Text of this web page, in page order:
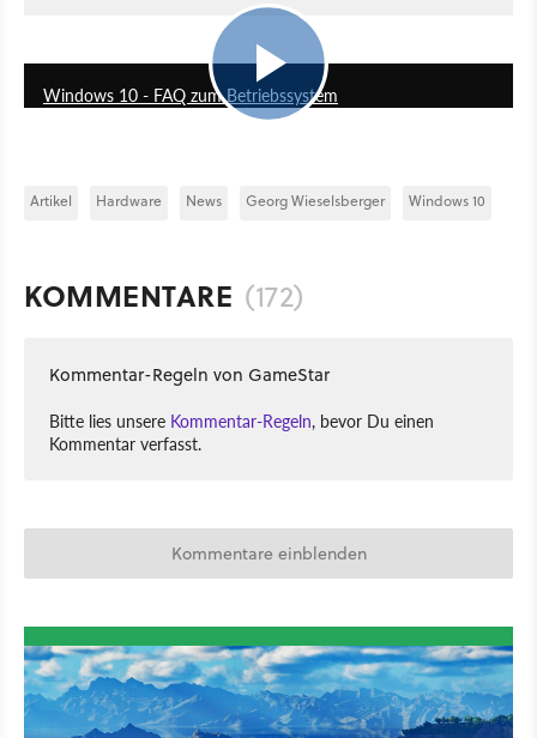
Windows 10 - FAQ zum Betriebssystem
Artikel Hardware News Georg Wieselsberger Windows 10
KOMMENTARE (172)
Kommentar-Regeln von GameStar
Bitte lies unsere Kommentar-Regeln, bevor Du einen
Kommentar verfasst.
Kommentare einblenden